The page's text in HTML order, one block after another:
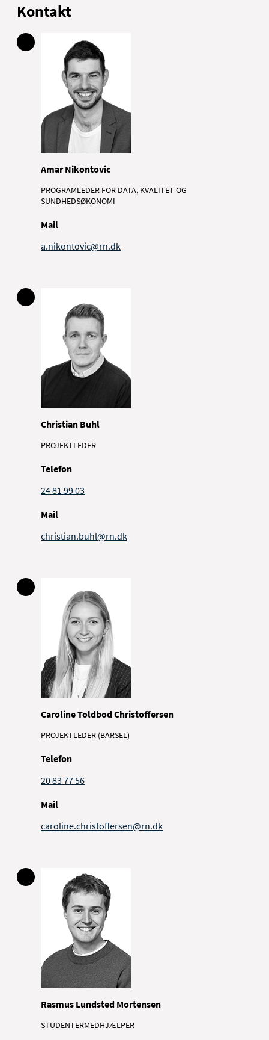
Kontakt
Amar Nikontovic
PROGRAMLEDER FOR DATA, KVALITET OG
SUNDHEDSØKONOMI
Mail
a.nikontovic@rn.dk
Christian Buhl
PROJEKTLEDER
Telefon
24 81 99 03
Mail
christian.buhl@rn.dk
Caroline Toldbod Christoffersen
PROJEKTLEDER (BARSEL)
Telefon
20 83 77 56
Mail
caroline.christoffersen@rn.dk
Rasmus Lundsted Mortensen
STUDENTERMEDHJÆLPER